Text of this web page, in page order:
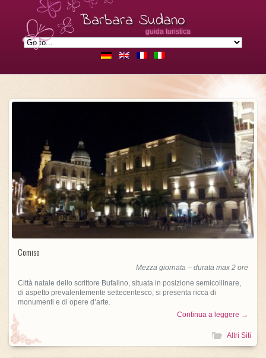
Barbara Sudano
guida turistica
Comiso
Mezza giornata – durata max 2 ore
Città natale dello scrittore Bufalino, situata in posizione semicollinare,
di aspetto prevalentemente settecentesco, si presenta ricca di
monumenti e di opere d’arte.
Continua a leggere →
Altri Siti